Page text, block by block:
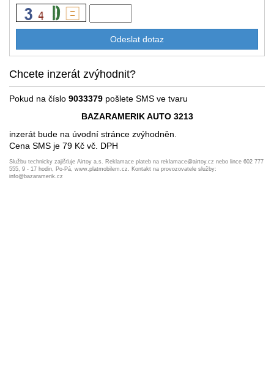
Chcete inzerát zvýhodnit?
Pokud na číslo 9033379 pošlete SMS ve tvaru
BAZARAMERIK AUTO 3213
inzerát bude na úvodní stránce zvýhodněn.
Cena SMS je 79 Kč vč. DPH
Službu technicky zajišťuje Airtoy a.s. Reklamace plateb na reklamace@airtoy.cz nebo lince 602 777
555, 9 - 17 hodin, Po-Pá, www.platmobilem.cz. Kontakt na provozovatele služby:
info@bazaramerik.cz